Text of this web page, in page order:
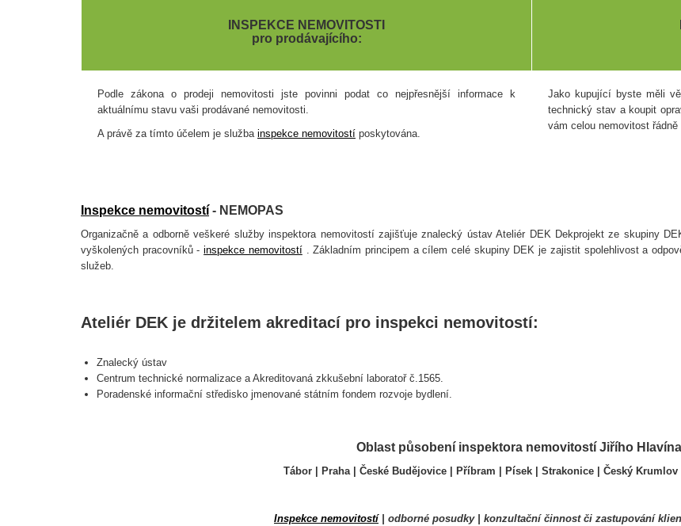
INSPEKCE NEMOVITOSTI
pro prodávajícího:
Podle zákona o prodeji nemovitosti jste povinni podat co nejpřesnější informace k
aktuálnímu stavu vaši prodávané nemovitosti.
A právě za tímto účelem je služba inspekce nemovitostí poskytována.
Jako kupující byste měli
technický stav a koupit
vám celou nemovitost řádně
Inspekce nemovitostí - NEMOPAS
Organizačně a odborně veškeré služby inspektora nemovitostí zajišťuje znalecký ústav Ateliér DEK Dekprojekt ze skupiny
vyškolených pracovníků -inspekce nemovitostí. Základním principem a cílem celé skupiny DEK je zajistit spolehlivost a
služeb.
Ateliér DEK je držitelem akreditací pro inspekci nemovitostí:
Znalecký ústav
Centrum technické normalizace a Akreditovaná zkkušební laboratoř č.1565.
Poradenské informační středisko jmenované státním fondem rozvoje bydlení.
Oblast působení inspektora nemovitostí Jiřího
Tábor | Praha | České Budějovice | Příbram | Písek | Strakonice | Český
Inspekce nemovitostí| odborné posudky | konzultační činnost či zastupování